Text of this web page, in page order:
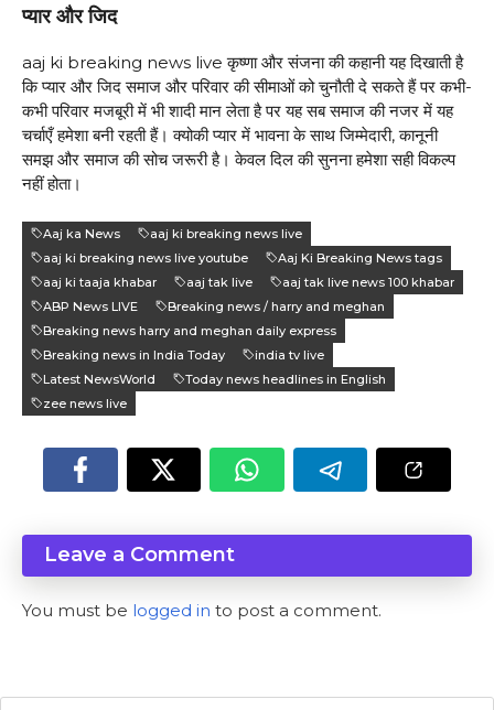
प्यार और जिद
aaj ki breaking news live कृष्णा और संजना की कहानी यह दिखाती है
कि प्यार और जिद समाज और परिवार की सीमाओं को चुनौती दे सकते हैं पर कभी-
कभी परिवार मजबूरी में भी शादी मान लेता है पर यह सब समाज की नजर में यह
चर्चाएँ हमेशा बनी रहती हैं। क्योकी प्यार में भावना के साथ जिम्मेदारी, कानूनी
समझ और समाज की सोच जरूरी है। केवल दिल की सुनना हमेशा सही विकल्प
नहीं होता।
Aaj ka News
aaj ki breaking news live
aaj ki breaking news live youtube
Aaj Ki Breaking News tags
aaj ki taaja khabar
aaj tak live
aaj tak live news 100 khabar
ABP News LIVE
Breaking news / harry and meghan
Breaking news harry and meghan daily express
Breaking news in India Today
india tv live
Latest NewsWorld
Today news headlines in English
zee news live
Leave a Comment
You must be logged in to post a comment.